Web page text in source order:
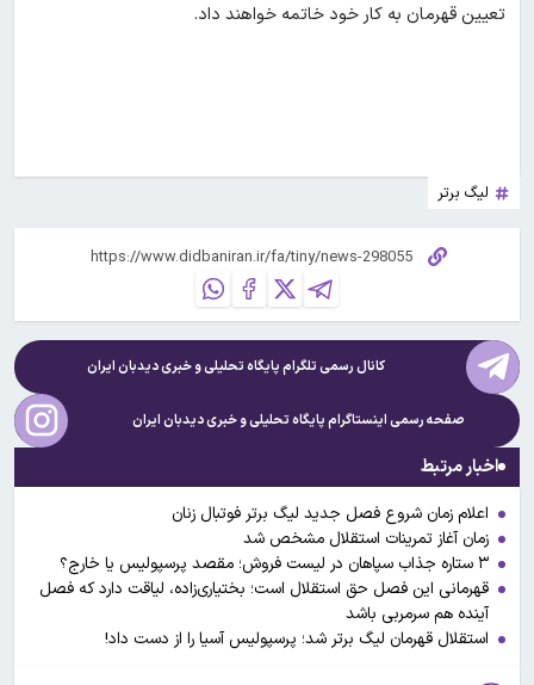
تعیین قهرمان به کار خود خاتمه خواهند داد.
لیگ برتر
کانال رسمی تلگرام پایگاه تحلیلی و خبریدیدبان ایران
صفحه رسمی اینستاگرام پایگاه تحلیلی و خبریدیدبان ایران
اخبار مرتبط
اعلام زمان شروع فصل جدید لیگ برتر فوتبال زنان
زمان آغاز تمرینات استقلال مشخص شد
۳ ستاره جذاب سپاهان در لیست فروش؛ مقصد پرسپولیس یا خارج؟
قهرمانی این فصل حق استقلال است؛ بختیاری‌زاده، لیاقت دارد که فصل
آینده هم سرمربی باشد
استقلال قهرمان لیگ برتر شد؛ پرسپولیس آسیا را از دست داد!